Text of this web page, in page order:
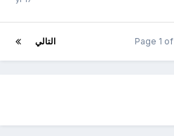
التالي Page 1